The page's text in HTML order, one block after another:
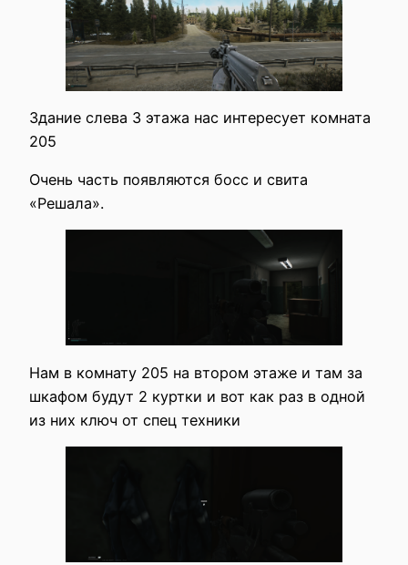
Здание слева 3 этажа нас интересует комната
205
Очень часть появляются босс и свита
«Решала».
Нам в комнату 205 на втором этаже и там за
шкафом будут 2 куртки и вот как раз в одной
из них ключ от спец техники